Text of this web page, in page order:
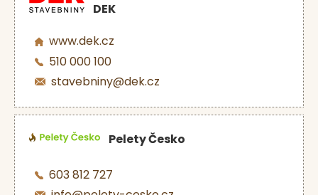
DEK
www.dek.cz
510 000 100
stavebniny@dek.cz
Pelety Česko
603 812 727